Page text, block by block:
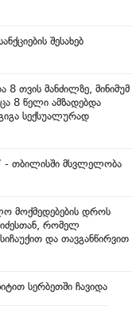
შესახებ
თვის მანძილზე, მინიმუმ
8 წელი ამზადებდა
სექსუალურად
- თბილისში მსვლელობა
მოქმედებების დროს
რომელ
და თავგანწირვით
სერბეთში ჩავიდა